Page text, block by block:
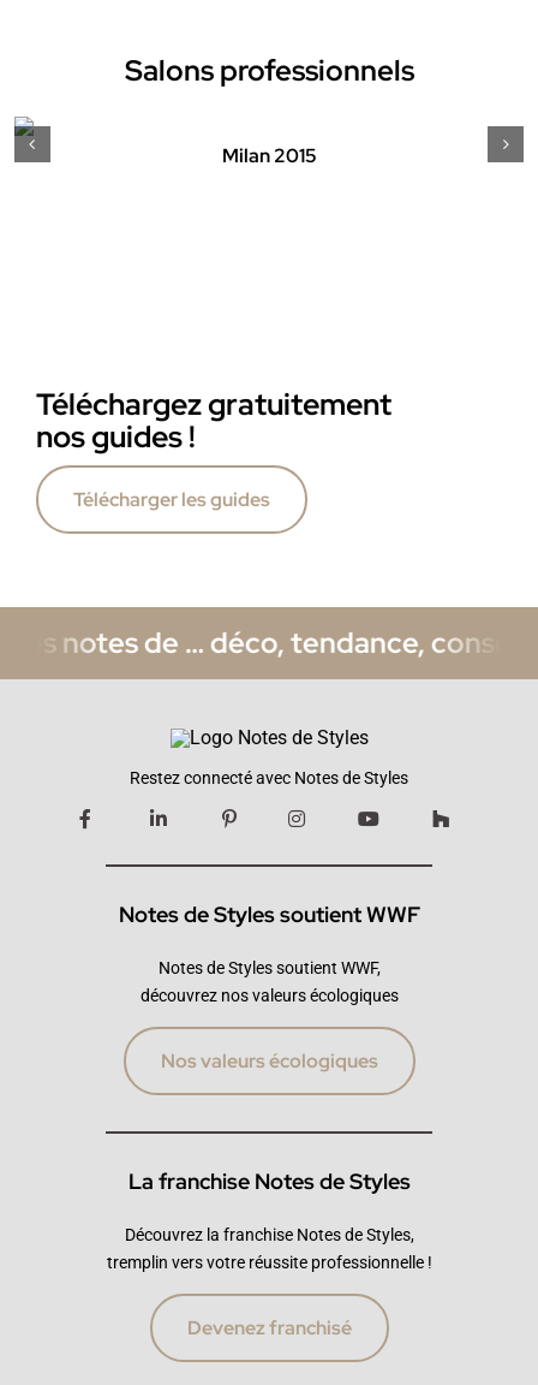
Salons professionnels
Milan 2015
Téléchargez gratuitement
nos guides !
Télécharger les guides
… déco, tendance, conseils,
Restez connecté avec Notes de Styles
Notes de Styles soutient WWF
Notes de Styles soutient WWF,
découvrez nos valeurs écologiques
Nos valeurs écologiques
La franchise Notes de Styles
Découvrez la franchise Notes de Styles,
tremplin vers votre réussite professionnelle !
Devenez franchisé